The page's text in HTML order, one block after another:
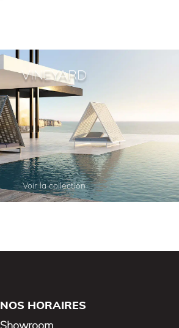
VINEYARD
Voir la collection
NOS HORAIRES